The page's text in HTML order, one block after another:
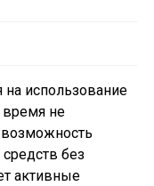
использование
не
возможность
без
активные